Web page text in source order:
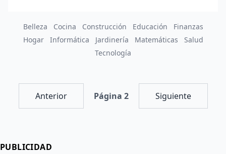
Belleza Cocina Construcción Educación
Finanzas
Hogar
Informática Jardinería Matemáticas
Salud
Tecnología
Anterior Página 2 Siguiente
PUBLICIDAD